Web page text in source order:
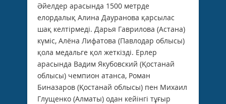
Әйелдер арасында 1500 метрде
елордалық Алина Дауранова қарсылас
шақ келтірмеді. Дарья Гаврилова (Астана)
күміс, Алёна Лифатова (Павлодар облысы)
қола медальге қол жеткізді. Ерлер
арасында Вадим Якубовский (Қостанай
облысы) чемпион атанса, Роман
Биназаров (Қостанай облысы) пен Михаил
Глущенко (Алматы) одан кейінгі тұғыр